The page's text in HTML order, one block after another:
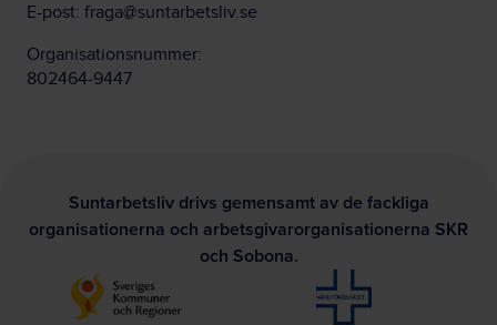
E-post: fraga@suntarbetsliv.se
Organisationsnummer:
802464-9447
Suntarbetsliv drivs gemensamt av de fackliga
organisationerna och arbetsgivarorganisationerna SKR
och Sobona.